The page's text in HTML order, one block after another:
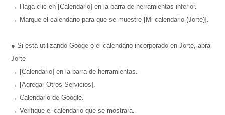
→ Haga clic en [Calendario] en la barra de herramientas inferior.
→ Marque el calendario para que se muestre [Mi calendario (Jorte)].
● Si está utilizando Googe o el calendario incorporado en Jorte, abra
Jorte
→ [Calendario] en la barra de herramientas.
→ [Agregar Otros Servicios].
→ Calendario de Google.
→ Verifique el calendario que se mostrará.